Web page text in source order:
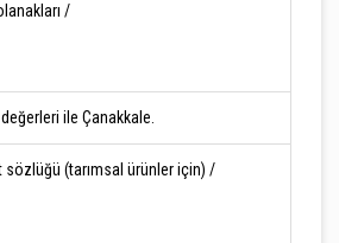
/
ile Çanakkale.
sözlüğü (tarımsal ürünler için) /